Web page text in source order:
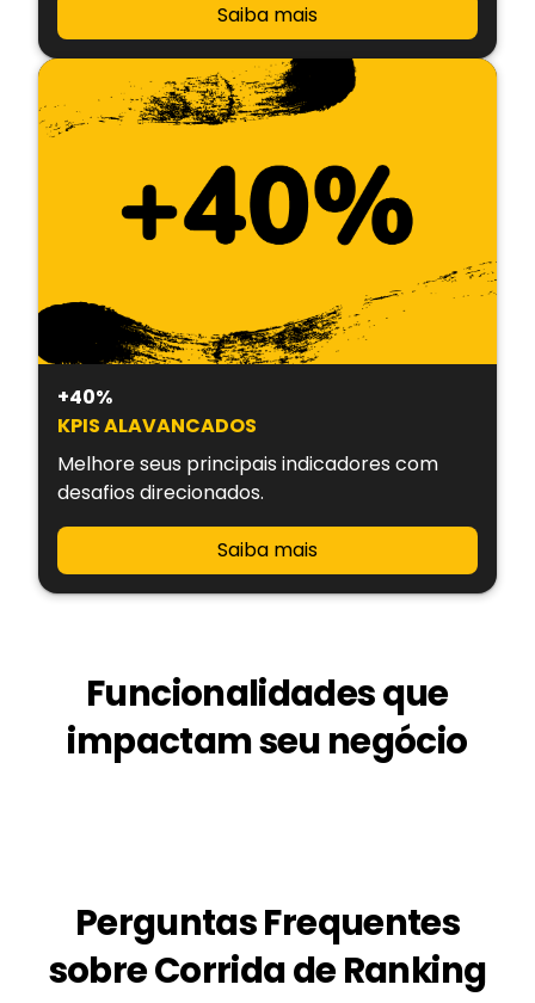
Saiba mais
+40%
KPIS ALAVANCADOS
Melhore seus principais indicadores com
desafios direcionados.
Saiba mais
Funcionalidades que
impactam seu negócio
Perguntas Frequentes
sobre Corrida de Ranking